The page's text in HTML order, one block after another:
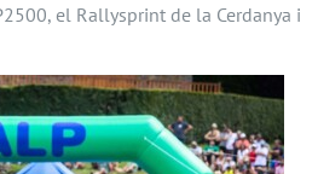
el Rallysprint de la Cerdanya i